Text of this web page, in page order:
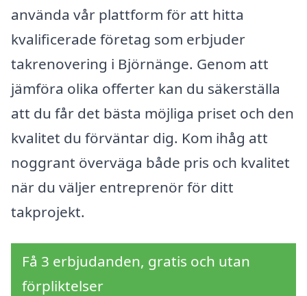
använda vår plattform för att hitta
kvalificerade företag som erbjuder
takrenovering i Björnänge. Genom att
jämföra olika offerter kan du säkerställa
att du får det bästa möjliga priset och den
kvalitet du förväntar dig. Kom ihåg att
noggrant överväga både pris och kvalitet
när du väljer entreprenör för ditt
takprojekt.
Få 3 erbjudanden, gratis och utan
förpliktelser